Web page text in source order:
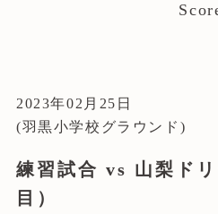
2023年02月25日
(羽黒小学校グラウンド)
練習試合 vs 山梨ド
目）